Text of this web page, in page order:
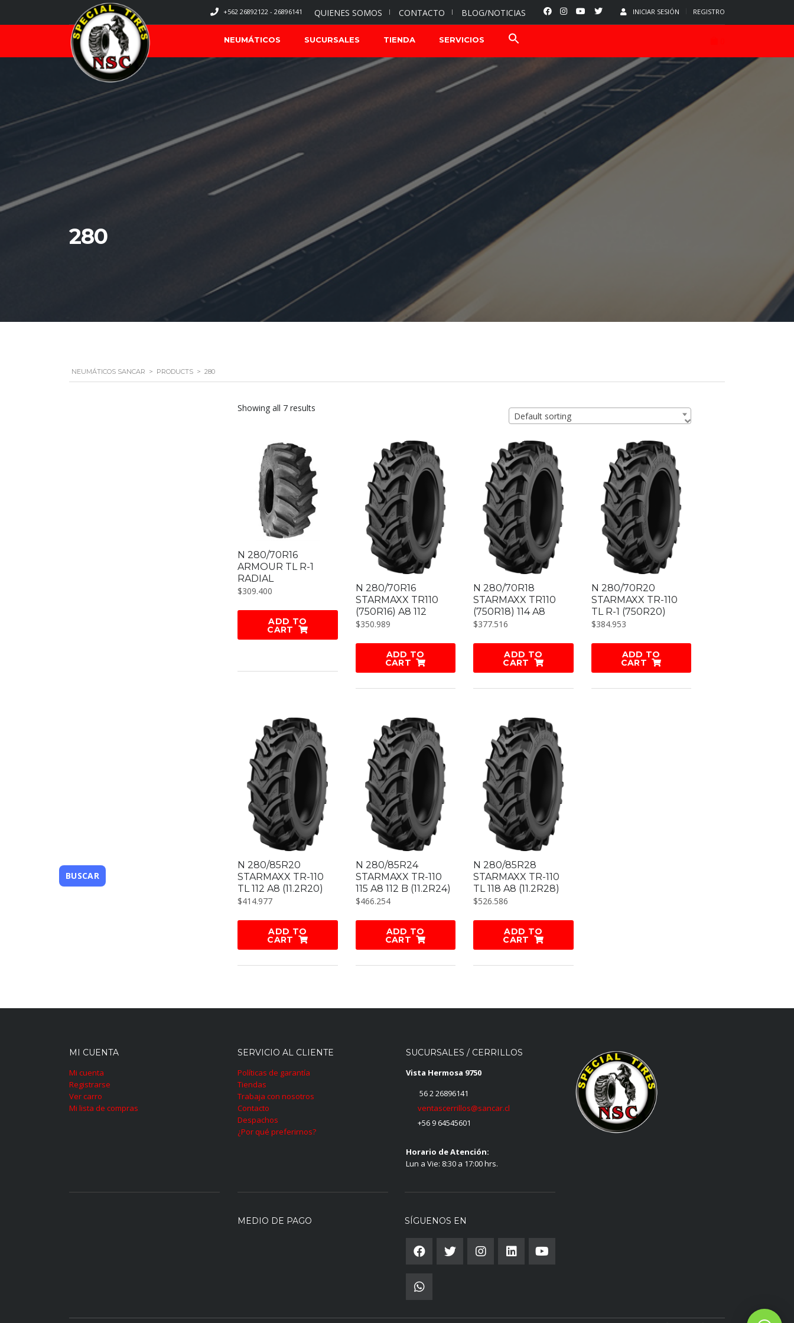
INICIAR SESIÓN REGISTRO
QUIENES SOMOS CONTACTO BLOG/NOTICIAS
+562 26892122 - 26896141
NEUMÁTICOS SUCURSALES TIENDA SERVICIOS
280
NEUMÁTICOS SANCAR > PRODUCTS > 280
Showing all 7 results
Default sorting
N 280/70R16
ARMOUR TL R-1
RADIAL
$309.400
ADD TO
CART
N 280/70R16
STARMAXX TR110
(750R16) A8 112
$350.989
ADD TO
CART
N 280/70R18
STARMAXX TR110
(750R18) 114 A8
$377.516
ADD TO
CART
N 280/70R20
STARMAXX TR-110
TL R-1 (750R20)
$384.953
ADD TO
CART
N 280/85R20
STARMAXX TR-110
TL 112 A8 (11.2R20)
$414.977
ADD TO
CART
N 280/85R24
STARMAXX TR-110
115 A8 112 B (11.2R24)
$466.254
ADD TO
CART
N 280/85R28
STARMAXX TR-110
TL 118 A8 (11.2R28)
$526.586
ADD TO
CART
MI CUENTA
Mi cuenta
Registrarse
Ver carro
Mi lista de compras
SERVICIO AL CLIENTE
Políticas de garantía
Tiendas
Trabaja con nosotros
Contacto
Despachos
¿Por qué preferirnos?
SUCURSALES / CERRILLOS
Vista Hermosa 9750
56 2 26896141
ventascerrillos@sancar.cl
+56 9 64545601
Horario de Atención:
Lun a Vie: 8:30 a 17:00 hrs.
MEDIO DE PAGO SÍGUENOS EN